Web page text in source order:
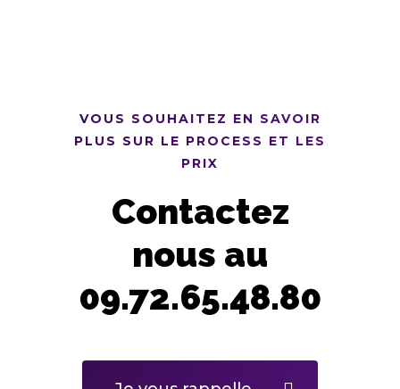
VOUS SOUHAITEZ EN SAVOIR
PLUS SUR LE PROCESS ET LES
PRIX
Contactez
nous au
09.72.65.48.80